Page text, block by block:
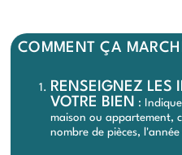
COMMENT ÇA
RENSEIGNEZ LES
VOTRE BIEN :
maison ou appartement,
nombre de pièces,